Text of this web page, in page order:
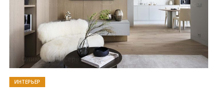
ИНТЕРЬЕР